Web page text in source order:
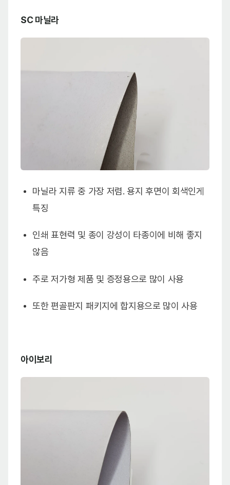
SC 마닐라
마닐라 지류 중 가장 저렴. 용지 후면이 회색인게
특징
인쇄 표현력 및 종이 강성이 타종이에 비해 좋지
않음
주로 저가형 제품 및 증정용으로 많이 사용
또한 편골판지 패키지에 합지용으로 많이 사용
아이보리